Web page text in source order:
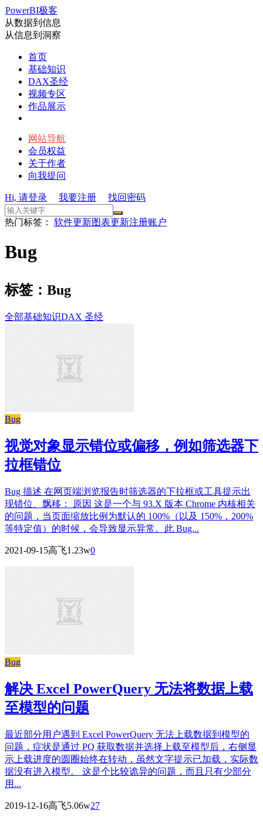
PowerBI极客
从数据到信息
从信息到洞察
首页
基础知识
DAX圣经
视频专区
作品展示
网站导航
会员权益
关于作者
向我提问
Hi, 请登录 我要注册 找回密码
热门标签： 软件更新图表更新注册账户
Bug
标签：Bug
全部基础知识DAX 圣经
Bug
视觉对象显示错位或偏移，例如筛选器下
拉框错位
Bug 描述 在网页端浏览报告时筛选器的下拉框或工具提示出
现错位、飘移： 原因 这是一个与 93.X 版本 Chrome 内核相关
的问题，当页面缩放比例为默认的 100%（以及 150%，200%
等特定值）的时候，会导致显示异常。此 Bug...
2021-09-15高飞1.23w0
Bug
解决 Excel PowerQuery 无法将数据上载
至模型的问题
最近部分用户遇到 Excel PowerQuery 无法上载数据到模型的
问题，症状是通过 PQ 获取数据并选择上载至模型后，右侧显
示上载进度的圆圈始终在转动，虽然文字提示已加载，实际数
据没有进入模型。 这是个比较诡异的问题，而且只有少部分
用...
2019-12-16高飞5.06w27